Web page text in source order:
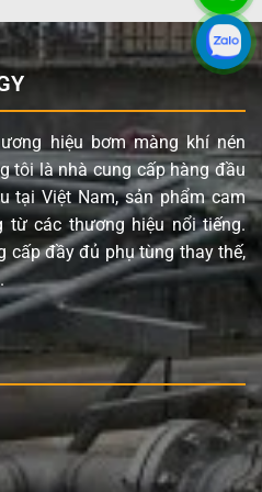
3/8” (Kết nối ren)
1” (Kết nối ren)
TDS DS10-AAT-
chất lỏng,bơm màngTDS
chọn lý tưởng cho nhiều
axit, kiềm, dung môi và các
chuyển sơn, mực in, keo
nhớt, chất bôi trơn.
hiệu bơm màng khí nén
tôi là nhà cung cấp hàng đầu
tại Việt Nam, sản phẩm cam
từ các thương hiệu nổi tiếng.
cấp đầy đủ phụ tùng thay thế,